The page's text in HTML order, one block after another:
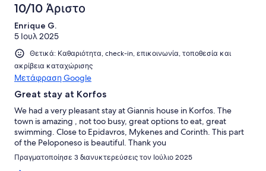
10/10 Άριστο
Enrique G.
5 Ιουλ 2025
Θετικά: Καθαριότητα, check-in, επικοινωνία, τοποθεσία και
ακρίβεια καταχώρισης
Μετάφραση Google
Great stay at Korfos
We had a very pleasant stay at Giannis house in Korfos. The
town is amazing , not too busy, great options to eat, great
swimming. Close to Epidavros, Mykenes and Corinth. This part
of the Peloponeso is beautiful. Thank you
Πραγματοποίησε 3 διανυκτερεύσεις τον Ιούλιο 2025